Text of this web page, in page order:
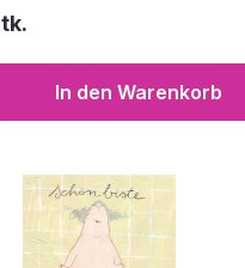
In den Warenkorb